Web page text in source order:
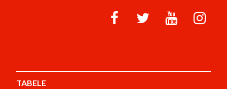
TABELE